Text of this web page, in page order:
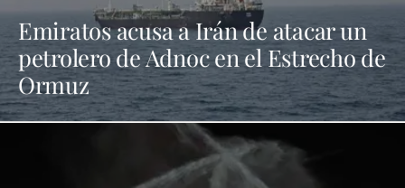
Emiratos acusa a Irán de atacar un
petrolero de Adnoc en el Estrecho de
Ormuz